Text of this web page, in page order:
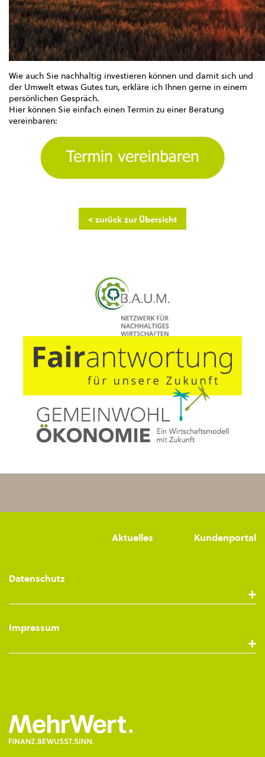
Wie auch Sie nachhaltig investieren können und damit sich und
der Umwelt etwas Gutes tun, erkläre ich Ihnen gerne in einem
persönlichen Gespräch.
Hier können Sie einfach einen Termin zu einer Beratung
vereinbaren:
< zurück zur Übersicht
Aktuelles Kundenportal
Datenschutz
Impressum